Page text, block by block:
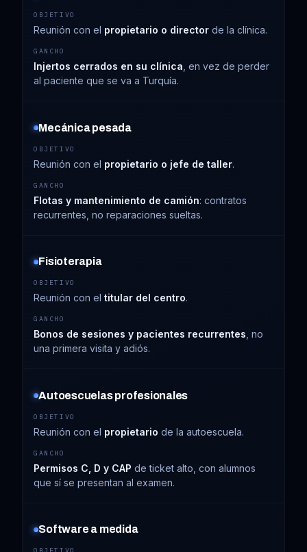
Reunión con el propietario o director de la clínica.
Injertos cerrados en su clínica , en vez de perder
al paciente que se va a Turquía.
Mecánica pesada
Reunión con el propietario o jefe de taller.
Flotas y mantenimiento de camión: contratos
recurrentes, no reparaciones sueltas.
Fisioterapia
Reunión con eltitular del centro.
Bonos de sesiones y pacientes recurrentes , no
una primera visita y adiós.
Autoescuelas profesionales
Reunión con el propietario de la autoescuela.
Permisos C, D y CAP de ticket alto, con alumnos
que sí se presentan al examen.
Software a medida